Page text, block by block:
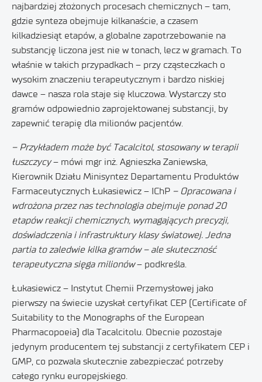
najbardziej złożonych procesach chemicznych – tam,
gdzie synteza obejmuje kilkanaście, a czasem
kilkadziesiąt etapów, a globalne zapotrzebowanie na
substancję liczona jest nie w tonach, lecz w gramach. To
właśnie w takich przypadkach – przy cząsteczkach o
wysokim znaczeniu terapeutycznym i bardzo niskiej
dawce – nasza rola staje się kluczowa. Wystarczy sto
gramów odpowiednio zaprojektowanej substancji, by
zapewnić terapię dla milionów pacjentów.
– Przykładem może być Tacalcitol, stosowany w terapii
łuszczycy– mówi mgr inż. Agnieszka Zaniewska,
Kierownik Działu Minisyntez Departamentu Produktów
Farmaceutycznych Łukasiewicz – IChP – Opracowana i
wdrożona przez nas technologia obejmuje ponad 20
etapów reakcji chemicznych, wymagających precyzji,
doświadczenia i infrastruktury klasy światowej. Jedna
partia to zaledwie kilka gramów – ale skuteczność
terapeutyczna sięga milionów– podkreśla.
Łukasiewicz – Instytut Chemii Przemysłowej jako
pierwszy na świecie uzyskał certyfikat CEP (Certificate of
Suitability to the Monographs of the European
Pharmacopoeia) dla Tacalcitolu. Obecnie pozostaje
jedynym producentem tej substancji z certyfikatem CEP i
GMP, co pozwala skutecznie zabezpieczać potrzeby
całego rynku europejskiego.